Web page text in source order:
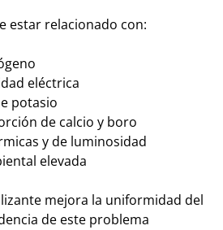
estar relacionado con:
eléctrica
potasio
de calcio y boro
y de luminosidad
elevada
mejora la uniformidad del
de este problema